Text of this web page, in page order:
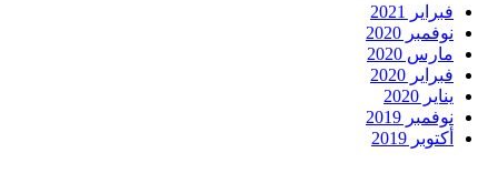
فبراير 2021
نوفمبر 2020
مارس 2020
فبراير 2020
يناير 2020
نوفمبر 2019
أكتوبر 2019